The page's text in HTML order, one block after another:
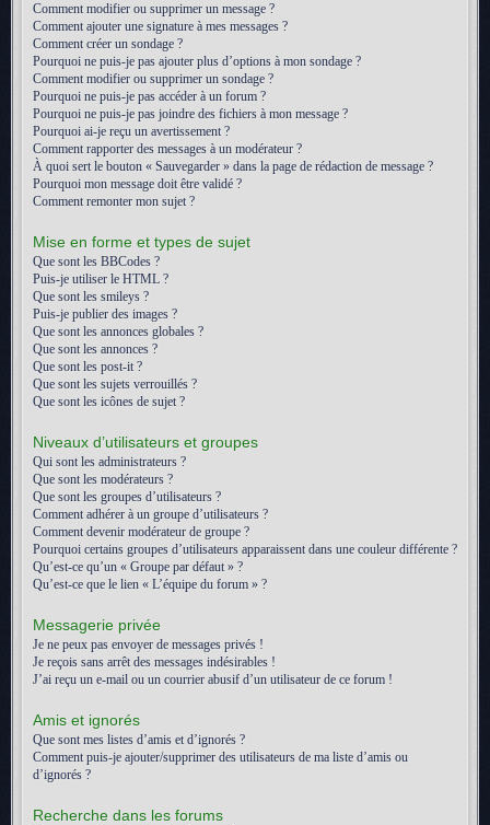
Comment modifier ou supprimer un message ?
Comment ajouter une signature à mes messages ?
Comment créer un sondage ?
Pourquoi ne puis-je pas ajouter plus d’options à mon sondage ?
Comment modifier ou supprimer un sondage ?
Pourquoi ne puis-je pas accéder à un forum ?
Pourquoi ne puis-je pas joindre des fichiers à mon message ?
Pourquoi ai-je reçu un avertissement ?
Comment rapporter des messages à un modérateur ?
À quoi sert le bouton « Sauvegarder » dans la page de rédaction de message ?
Pourquoi mon message doit être validé ?
Comment remonter mon sujet ?
Mise en forme et types de sujet
Que sont les BBCodes ?
Puis-je utiliser le HTML ?
Que sont les smileys ?
Puis-je publier des images ?
Que sont les annonces globales ?
Que sont les annonces ?
Que sont les post-it ?
Que sont les sujets verrouillés ?
Que sont les icônes de sujet ?
Niveaux d’utilisateurs et groupes
Qui sont les administrateurs ?
Que sont les modérateurs ?
Que sont les groupes d’utilisateurs ?
Comment adhérer à un groupe d’utilisateurs ?
Comment devenir modérateur de groupe ?
Pourquoi certains groupes d’utilisateurs apparaissent dans une couleur différente ?
Qu’est-ce qu’un « Groupe par défaut » ?
Qu’est-ce que le lien « L’équipe du forum » ?
Messagerie privée
Je ne peux pas envoyer de messages privés !
Je reçois sans arrêt des messages indésirables !
J’ai reçu un e-mail ou un courrier abusif d’un utilisateur de ce forum !
Amis et ignorés
Que sont mes listes d’amis et d’ignorés ?
Comment puis-je ajouter/supprimer des utilisateurs de ma liste d’amis ou
d’ignorés ?
Recherche dans les forums